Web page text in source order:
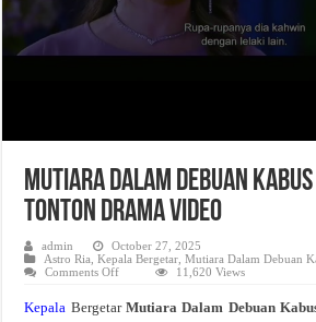
Mutiara Dalam Debuan
Tonton Drama Video
admin
October 27, 2025
Astro Ria ,Kepala Bergetar ,Mutiara Dalam Debuan
Comments Offon
Debuan
11,620 Views
Kepala BergetarMutiara Dalam Debuan